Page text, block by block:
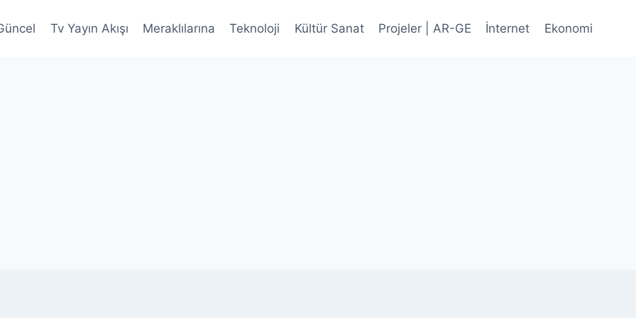
Tv Yayın Akışı Meraklılarına Teknoloji Kültür Sanat Projeler | AR-GE İnternet Ekonomi